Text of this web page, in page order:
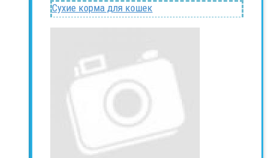
Сухие корма для кошек